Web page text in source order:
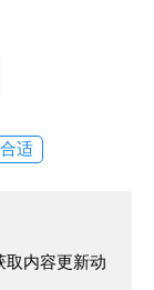
合适
取内容更新动